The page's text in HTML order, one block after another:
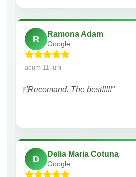
R
Ramona Adam
Google
acum 11 luni
"Recomand. The best!!!!!"
D
Delia Maria Cotuna
Google